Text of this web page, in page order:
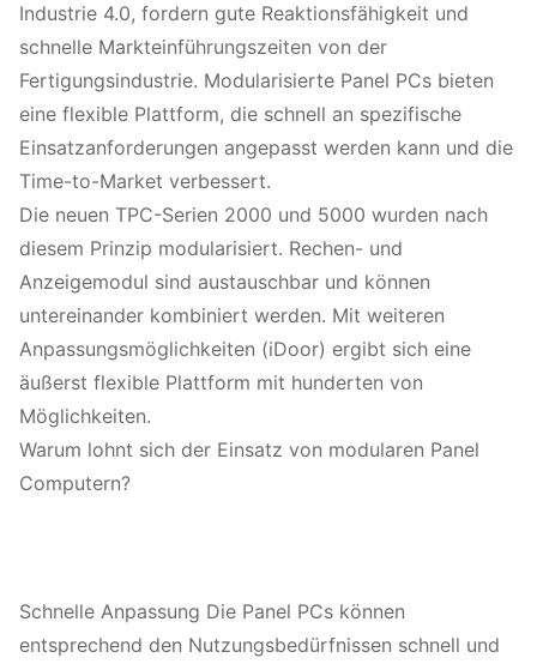
Industrie 4.0, fordern gute Reaktionsfähigkeit und
schnelle Markteinführungszeiten von der
Fertigungsindustrie. Modularisierte Panel PCs bieten
eine flexible Plattform, die schnell an spezifische
Einsatzanforderungen angepasst werden kann und die
Time-to-Market verbessert.
Die neuen TPC-Serien 2000 und 5000 wurden nach
diesem Prinzip modularisiert. Rechen- und
Anzeigemodul sind austauschbar und können
untereinander kombiniert werden. Mit weiteren
Anpassungsmöglichkeiten (iDoor) ergibt sich eine
äußerst flexible Plattform mit hunderten von
Möglichkeiten.
Warum lohnt sich der Einsatz von modularen Panel
Computern?
Schnelle Anpassung Die Panel PCs können
entsprechend den Nutzungsbedürfnissen schnell und